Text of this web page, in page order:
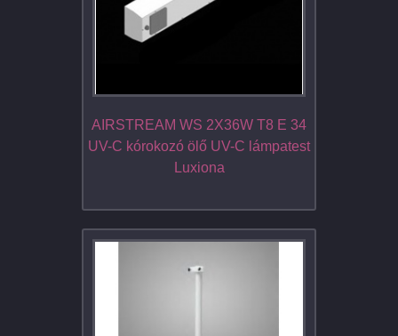
AIRSTREAM WS 2X36W T8 E 34
UV-C kórokozó ölő UV-C lámpatest
Luxiona